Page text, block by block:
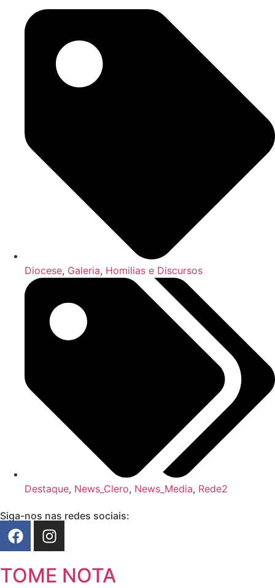
Diocese, Galeria, Homilias e Discursos
Destaque, News_Clero, News_Media, Rede2
Siga-nos nas redes sociais:
TOME NOTA